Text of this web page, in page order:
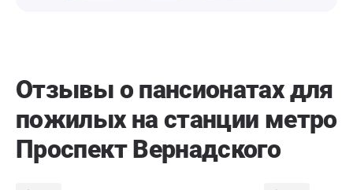
Отзывы о пансионатах для
пожилых на станции метро
Проспект Вернадского